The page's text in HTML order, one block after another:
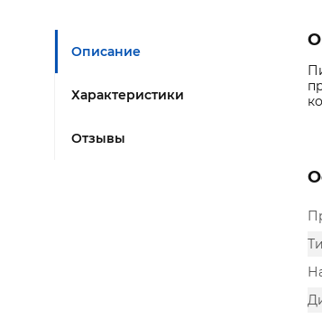
Описание
Характеристики
Отзывы